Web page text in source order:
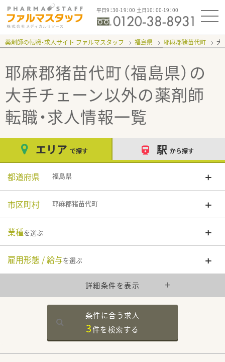
平日9：30-19：00 土日10：00-19：00
薬剤師の転職・求人サイト ファルマスタッフ 福島県 耶麻郡猪苗代町 大
耶麻郡猪苗代町（福島県）の
大手チェーン以外の薬剤師
転職・求人情報一覧
エリア で探す 駅 から探す
都道府県 福島県
市区町村 耶麻郡猪苗代町
業種を選ぶ
雇用形態 / 給与を選ぶ
詳細条件を表示
条件に合う求人
3件を検索する